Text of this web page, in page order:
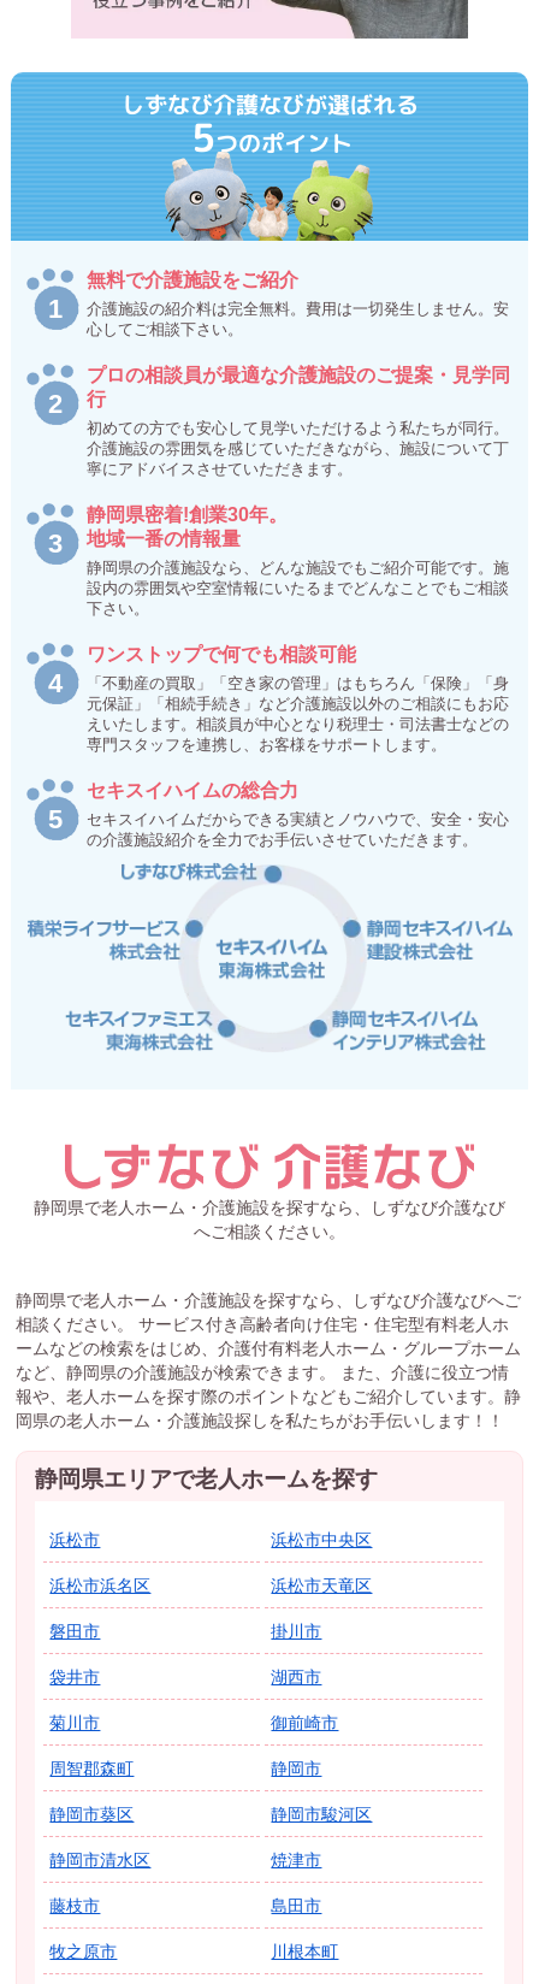
しずなび介護なびが選ばれる
5つのポイント
無料で介護施設をご紹介
介護施設の紹介料は完全無料。費用は一切発生しません。安
心してご相談下さい。
プロの相談員が最適な介護施設のご提案・見学同
行
初めての方でも安心して見学いただけるよう私たちが同行。
介護施設の雰囲気を感じていただきながら、施設について丁
寧にアドバイスさせていただきます。
静岡県密着!創業30年。
地域一番の情報量
静岡県の介護施設なら、どんな施設でもご紹介可能です。施
設内の雰囲気や空室情報にいたるまでどんなことでもご相談
下さい。
ワンストップで何でも相談可能
「不動産の買取」「空き家の管理」はもちろん「保険」「身
元保証」「相続手続き」など介護施設以外のご相談にもお応
えいたします。相談員が中心となり税理士・司法書士などの
専門スタッフを連携し、お客様をサポートします。
セキスイハイムの総合力
セキスイハイムだからできる実績とノウハウで、安全・安心
の介護施設紹介を全力でお手伝いさせていただきます。
静岡県で老人ホーム・介護施設を探すなら、しずなび介護なび
へご相談ください。
静岡県で老人ホーム・介護施設を探すなら、しずなび介護なびへご
相談ください。 サービス付き高齢者向け住宅・住宅型有料老人ホ
ームなどの検索をはじめ、介護付有料老人ホーム・グループホーム
など、静岡県の介護施設が検索できます。 また、介護に役立つ情
報や、老人ホームを探す際のポイントなどもご紹介しています。静
岡県の老人ホーム・介護施設探しを私たちがお手伝いします！！
静岡県エリアで老人ホームを探す
浜松市 浜松市中央区
浜松市浜名区 浜松市天竜区
磐田市 掛川市
袋井市 湖西市
菊川市 御前崎市
周智郡森町 静岡市
静岡市葵区 静岡市駿河区
静岡市清水区 焼津市
藤枝市 島田市
牧之原市 川根本町